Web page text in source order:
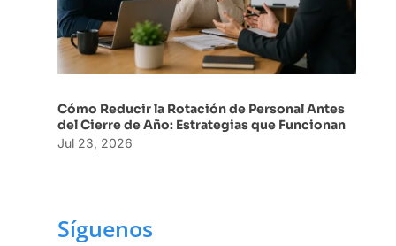
Cómo Reducir la Rotación de Personal Antes
del Cierre de Año: Estrategias que Funcionan
Jul 23, 2026
Síguenos